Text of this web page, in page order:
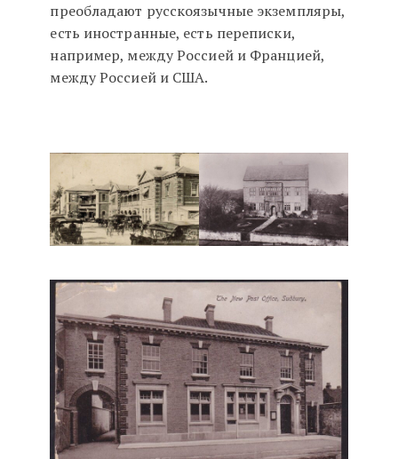
преобладают русскоязычные экземпляры,
есть иностранные, есть переписки,
например, между Россией и Францией,
между Россией и США.